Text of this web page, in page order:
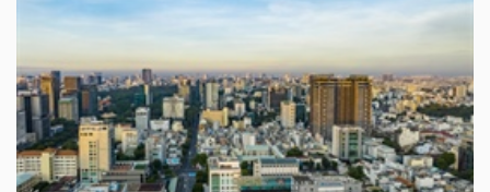
VỤ
TRUYỀN
THÔNG